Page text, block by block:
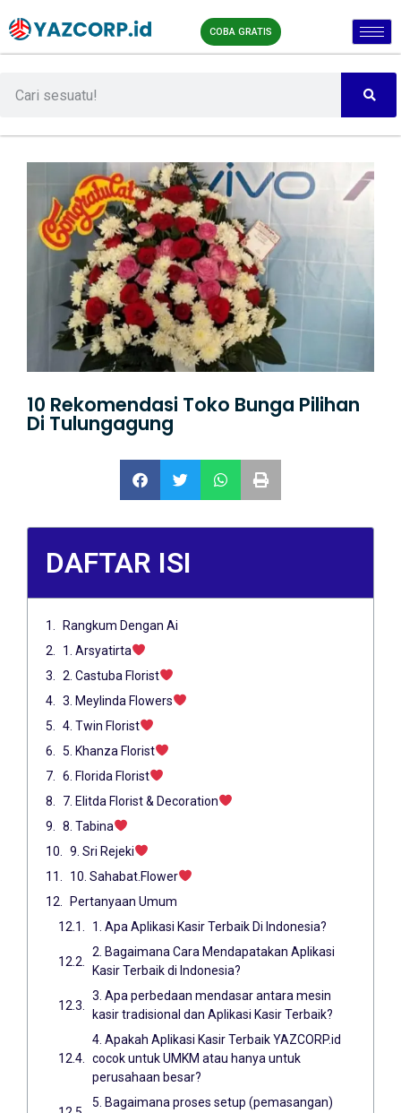
COBA GRATIS
10 Rekomendasi Toko Bunga Pilihan
Di Tulungagung
DAFTAR ISI
Rangkum Dengan Ai
1. Arsyatirta
2. Castuba Florist
3. Meylinda Flowers
4. Twin Florist
5. Khanza Florist
6. Florida Florist
7. Elitda Florist & Decoration
8. Tabina
9. Sri Rejeki
10. Sahabat.Flower
Pertanyaan Umum
1. Apa Aplikasi Kasir Terbaik Di Indonesia?
2. Bagaimana Cara Mendapatakan Aplikasi
Kasir Terbaik di Indonesia?
3. Apa perbedaan mendasar antara mesin
kasir tradisional dan Aplikasi Kasir Terbaik?
4. Apakah Aplikasi Kasir Terbaik YAZCORP.id
cocok untuk UMKM atau hanya untuk
perusahaan besar?
5. Bagaimana proses setup (pemasangan)